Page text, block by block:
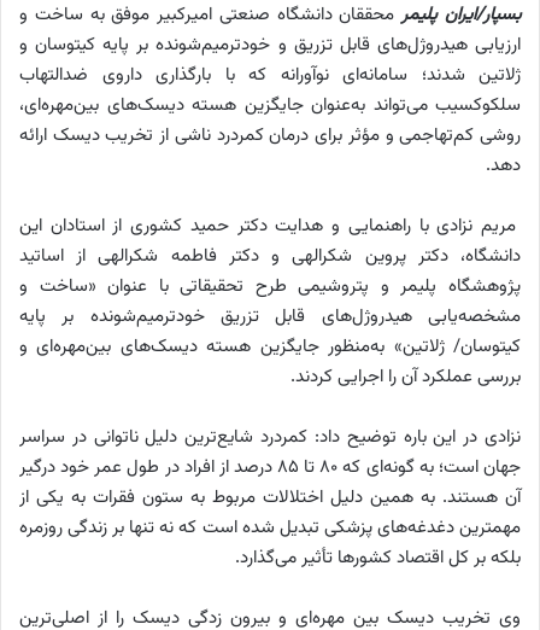
بسپار/ایران پلیمر محققان دانشگاه صنعتی امیرکبیر موفق به ساخت و
ارزیابی هیدروژل‌های قابل تزریق و خودترمیم‌شونده بر پایه کیتوسان و
ژلاتین شدند؛ سامانه‌ای نوآورانه که با بارگذاری داروی ضدالتهاب
سلکوکسیب می‌تواند به‌عنوان جایگزین هسته دیسک‌های بین‌مهره‌ای،
روشی کم‌تهاجمی و مؤثر برای درمان کمردرد ناشی از تخریب دیسک ارائه
دهد.
مریم نزادی با راهنمایی و هدایت دکتر حمید کشوری از استادان این
دانشگاه، دکتر پروین شکرالهی و دکتر فاطمه شکرالهی از اساتید
پژوهشگاه پلیمر و پتروشیمی طرح تحقیقاتی با عنوان «ساخت و
مشخصه‌یابی هیدروژل‌های قابل تزریق خودترمیم‌شونده بر پایه
کیتوسان/ ژلاتین» به‌منظور جایگزین هسته‌ دیسک‌های بین‌مهره‌ای و
بررسی عملکرد آن را اجرایی کردند.
نزادی در این باره توضیح داد: کمردرد شایع‌ترین دلیل ناتوانی در سراسر
جهان است؛ به گونه‌ای که ۸۰ تا ۸۵ درصد از افراد در طول عمر خود درگیر
آن هستند. به همین دلیل اختلالات مربوط به ستون فقرات به یکی از
مهمترین دغدغه‌های پزشکی تبدیل شده‌ است که نه تنها بر زندگی روزمره
بلکه بر کل اقتصاد کشورها تأثیر می‌گذارد.
وی تخریب دیسک بین مهره‌ای و بیرون زدگی دیسک را از اصلی‌ترین